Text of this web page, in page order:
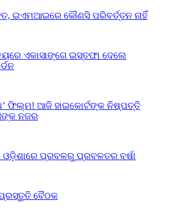
ଇଏମଆଇରେ କୌଣସି ପରିବର୍ତ୍ତନ ନାହିଁ
ଏକାସାଙ୍ଗେ ଇସ୍ତଫା ଦେଲେ
ଫିଲ୍ମ! ଆଜି ହାଇକୋର୍ଟଙ୍କ ନିଷ୍ପତ୍ତି
ନଜର
ପ୍ରବଳରୁ ପ୍ରବଳତର ବର୍ଷା
ବୈଠକ